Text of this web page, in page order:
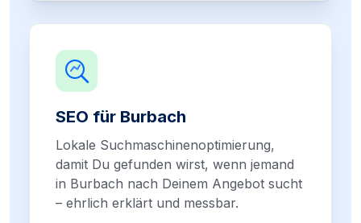
SEO für Burbach
Lokale Suchmaschinenoptimierung,
damit Du gefunden wirst, wenn jemand
in Burbach nach Deinem Angebot sucht
– ehrlich erklärt und messbar.